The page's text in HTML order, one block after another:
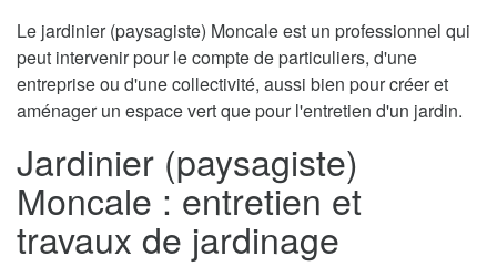
Le jardinier (paysagiste) Moncale est un professionnel qui
peut intervenir pour le compte de particuliers, d'une
entreprise ou d'une collectivité, aussi bien pour créer et
aménager un espace vert que pour l'entretien d'un jardin.
Jardinier (paysagiste)
Moncale : entretien et
travaux de jardinage